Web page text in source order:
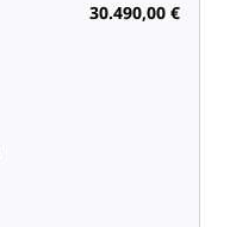
30.490,00 €